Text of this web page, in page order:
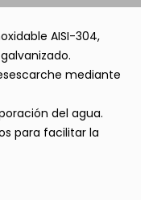
AISI-304,
mediante
del agua.
para facilitar la